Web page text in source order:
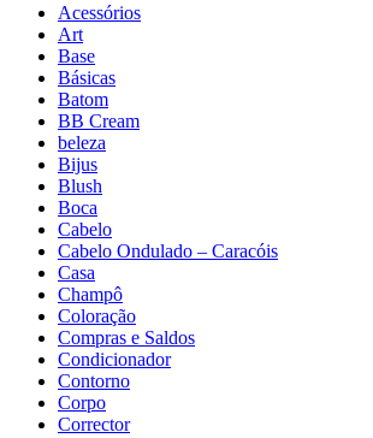
Acessórios
Art
Base
Básicas
Batom
BB Cream
beleza
Bijus
Blush
Boca
Cabelo
Cabelo Ondulado – Caracóis
Casa
Champô
Coloração
Compras e Saldos
Condicionador
Contorno
Corpo
Corrector